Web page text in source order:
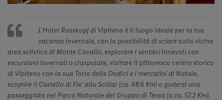
L'Hotel Rosskopf di Vipiteno è il luogo ideale per la tua
vacanza invernale, con la possibilità di sciare sulla vicina
area sciistica di Monte Cavallo, esplorare i sentieri innevati con
escursioni invernali o ciaspolate, visitare il pittoresco centro storico
di Vipiteno con la sua Torre delle Dodici e i mercatini di Natale,
scoprire il Castello di Fie' allo Sciliar (ca. 68.6 Km) o godersi una
passeggiata nel Parco Naturale del Gruppo di Tessa (a ca. 57.2 Km),